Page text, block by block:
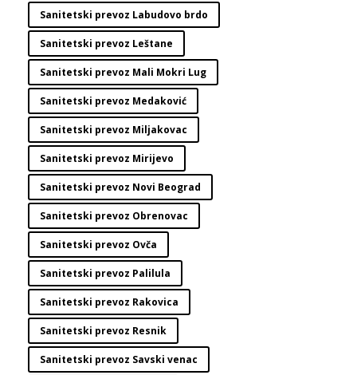
Sanitetski prevoz Labudovo brdo
Sanitetski prevoz Leštane
Sanitetski prevoz Mali Mokri Lug
Sanitetski prevoz Medaković
Sanitetski prevoz Miljakovac
Sanitetski prevoz Mirijevo
Sanitetski prevoz Novi Beograd
Sanitetski prevoz Obrenovac
Sanitetski prevoz Ovča
Sanitetski prevoz Palilula
Sanitetski prevoz Rakovica
Sanitetski prevoz Resnik
Sanitetski prevoz Savski venac